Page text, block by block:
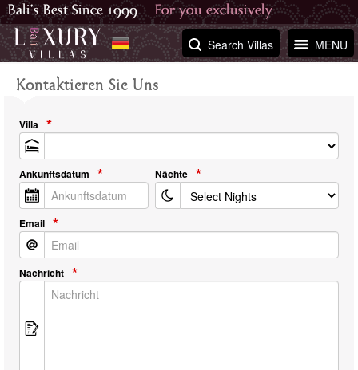
MENU
Search Villas
Kontaktieren Sie Uns
Villa
Ankunftsdatum Nächte
Email
Nachricht